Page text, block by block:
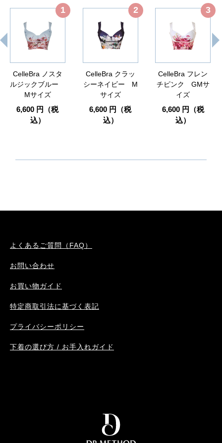
1
CelleBra ノスタ
ルジックブルー
Mサイズ
6,600 円（税
込）
2
CelleBra クラッ
シーネイビー M
サイズ
6,600 円（税
込）
3
CelleBra フレン
チピンク GMサ
イズ
6,600 円（税
込）
よくあるご質問（FAQ）
お問い合わせ
お買い物ガイド
特定商取引法に基づく表記
プライバシーポリシー
下着の選び方 / お手入れガイド